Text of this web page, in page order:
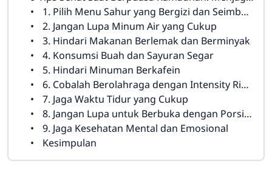
1. Pilih Menu Sahur yang Bergizi dan Seimbang
2. Jangan Lupa Minum Air yang Cukup
3. Hindari Makanan Berlemak dan Berminyak
4. Konsumsi Buah dan Sayuran Segar
5. Hindari Minuman Berkafein
6. Cobalah Berolahraga dengan Intensity Ringan
7. Jaga Waktu Tidur yang Cukup
8. Jangan Lupa untuk Berbuka dengan Porsi yang Tepat
9. Jaga Kesehatan Mental dan Emosional
Kesimpulan